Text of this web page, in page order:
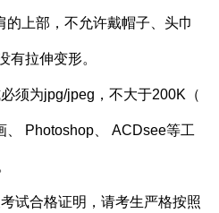
的上部，不允许戴帽子、头巾
有拉伸变形。
须为jpg/jpeg，不大于200K（
、 Photoshop、 ACDsee等工
试合格证明，请考生严格按照